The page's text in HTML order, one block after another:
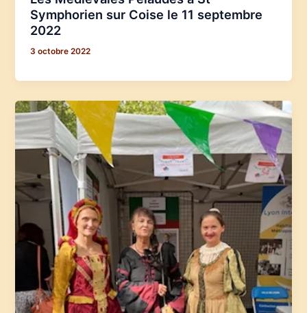
Symphorien sur Coise le 11 septembre
2022
3 octobre 2022